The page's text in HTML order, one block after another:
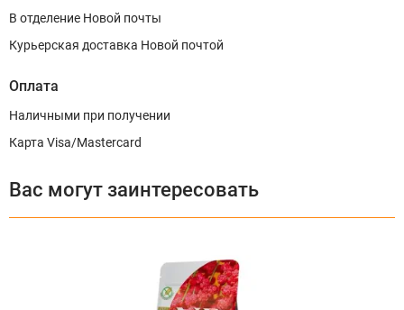
В отделение Новой почты
Курьерская доставка Новой почтой
Оплата
Наличными при получении
Карта Visa/Mastercard
Вас могут заинтересовать